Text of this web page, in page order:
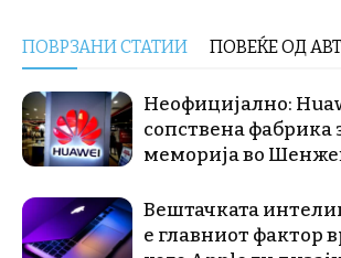
ПОВРЗАНИ СТАТИИ ПОВЕЌЕ ОД
Неофицијално:
сопствена фабрика
меморија во
Вештачката
е главниот фактор